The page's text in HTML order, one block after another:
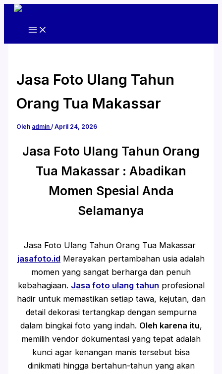
Lewati
Jasa Foto Ulang Tahun
Orang Tua Makassar
Oleh admin/April 24, 2026
Jasa Foto Ulang Tahun Orang
Tua Makassar : Abadikan
Momen Spesial Anda
Selamanya
Jasa Foto Ulang Tahun Orang Tua Makassar
jasafoto.id Merayakan pertambahan usia adalah
momen yang sangat berharga dan penuh
kebahagiaan. Jasa foto ulang tahun profesional
hadir untuk memastikan setiap tawa, kejutan, dan
detail dekorasi tertangkap dengan sempurna
dalam bingkai foto yang indah. Oleh karena itu,
memilih vendor dokumentasi yang tepat adalah
kunci agar kenangan manis tersebut bisa
dinikmati hingga bertahun-tahun yang akan